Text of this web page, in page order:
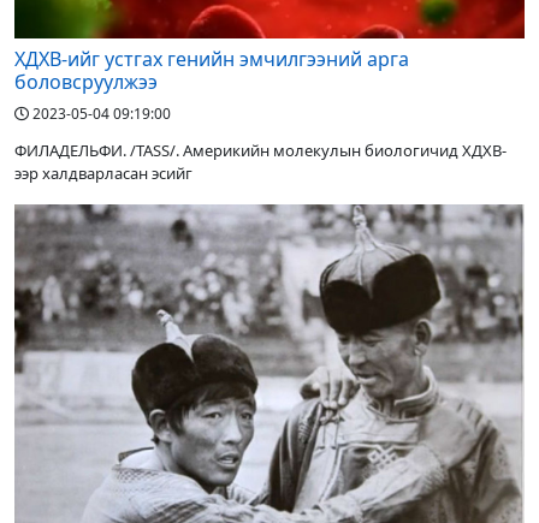
ХДХВ-ийг устгах генийн эмчилгээний арга
боловсруулжээ
2023-05-04 09:19:00
ФИЛАДЕЛЬФИ. /TASS/. Америкийн молекулын биологичид ХДХВ-
ээр халдварласан эсийг